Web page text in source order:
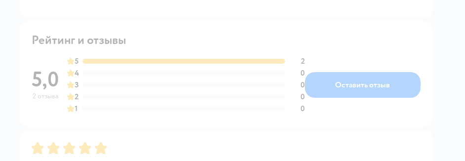
Рейтинг и отзывы
5,0
2 отзыва
5
2
4
0
3
0
2
0
1
0
Оставить отзыв
Рейтинг:5